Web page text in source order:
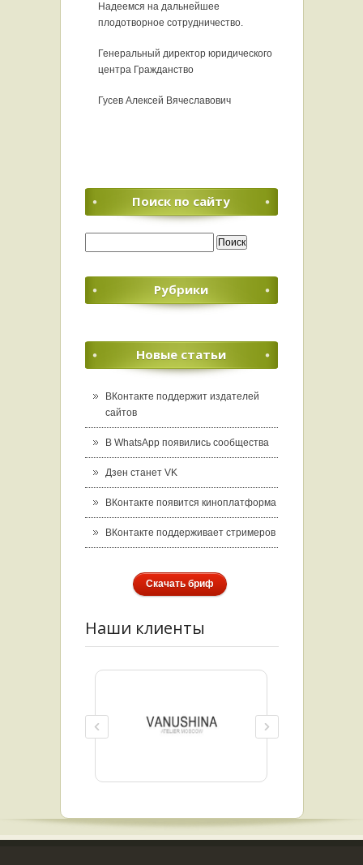
Надеемся на дальнейшее
плодотворное сотрудничество.
Генеральный директор юридического
центра Гражданство
Гусев Алексей Вячеславович
Поиск по сайту
Рубрики
Новые статьи
ВКонтакте поддержит издателей
сайтов
В WhatsApp появились сообщества
Дзен станет VK
ВКонтакте появится киноплатформа
ВКонтакте поддерживает стримеров
Скачать бриф
Наши клиенты